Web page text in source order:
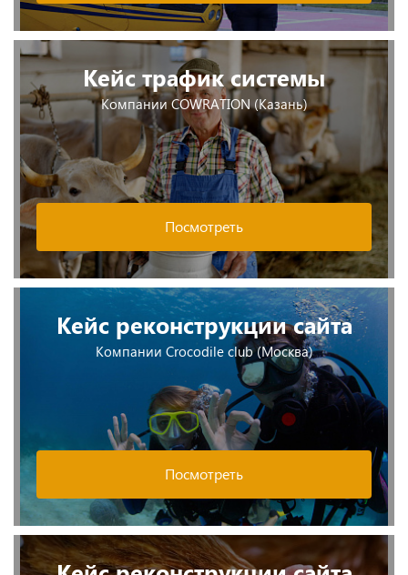
Кейс трафик системы
Компании COWRATION (Казань)
Посмотреть
Кейс реконструкции сайта
Компании Crocodile club (Москва)
Посмотреть